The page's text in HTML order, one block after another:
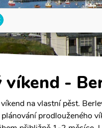
víkend -
na vlastní pěst.
prodlouženého